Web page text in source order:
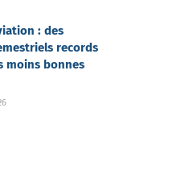
: des
records
moins bonnes